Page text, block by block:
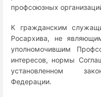
профсоюзных
К гражданским
Росархива, не
уполномочившим
интересов, нормы
установленном
Федерации.